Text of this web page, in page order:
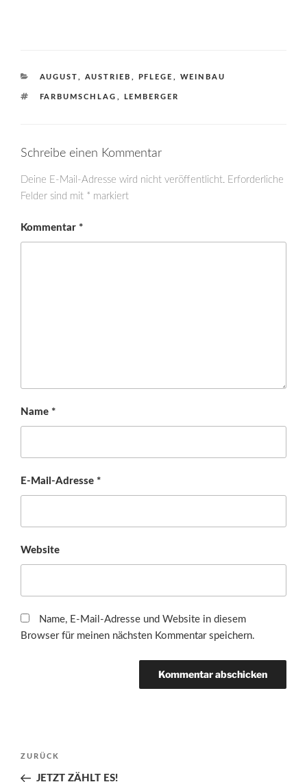
KATEGORIEN
AUGUST , AUSTRIEB , PFLEGE , WEINBAU
SCHLAGWÖRTER
FARBUMSCHLAG , LEMBERGER
Schreibe einen Kommentar
Deine E-Mail-Adresse wird nicht veröffentlicht. Erforderliche
Felder sind mit * markiert
Kommentar *
Name *
E-Mail-Adresse *
Website
Name, E-Mail-Adresse und Website in diesem
Browser für meinen nächsten Kommentar speichern.
Beitragsnavigation
Vorheriger
Beitrag
ZURÜCK
JETZT ZÄHLT ES!